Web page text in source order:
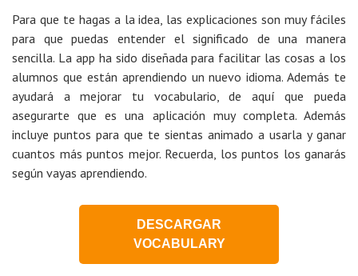
Para que te hagas a la idea, las explicaciones son muy fáciles
para que puedas entender el significado de una manera
sencilla. La app ha sido diseñada para facilitar las cosas a los
alumnos que están aprendiendo un nuevo idioma. Además te
ayudará a mejorar tu vocabulario, de aquí que pueda
asegurarte que es una aplicación muy completa. Además
incluye puntos para que te sientas animado a usarla y ganar
cuantos más puntos mejor. Recuerda, los puntos los ganarás
según vayas aprendiendo.
DESCARGAR
VOCABULARY